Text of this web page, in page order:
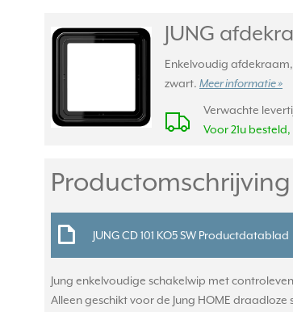
JUNG
Enkelvoudig
zwart. Meer informatie »
Verwachte
Voor 21u
Productomschrijving
JUNG CD 101 KO5 SW Productdatablad
Jung enkelvoudige schakelwip met
Alleen geschikt voor de Jung HOME draadloze